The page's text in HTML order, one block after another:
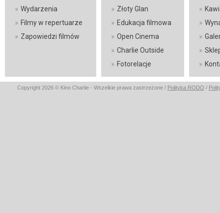
» Wydarzenia
» Filmy w repertuarze
» Zapowiedzi filmów
» Złoty Glan
» Edukacja filmowa
» Open Cinema
» Charlie Outside
» Fotorelacje
»
»
»
»
»
Copyright 2026 © Kino Charlie - Wszelkie prawa zastrzeżone / Polityka RODO /